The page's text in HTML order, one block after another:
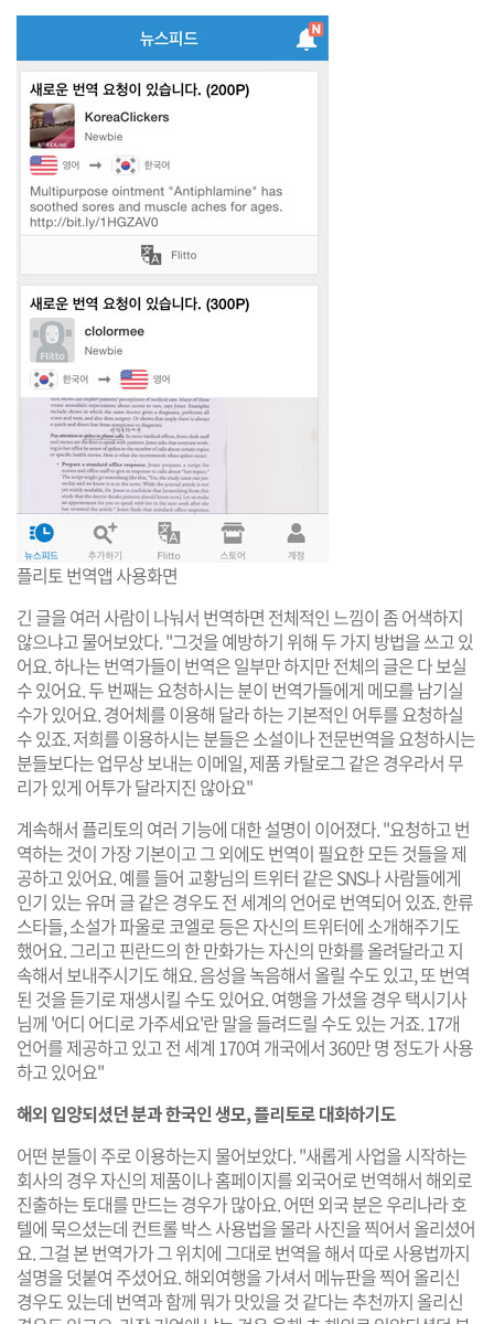
플리토 번역앱 사용화면
긴 글을 여러 사람이 나눠서 번역하면 전체적인 느낌이 좀 어색하지
않으냐고 물어보았다. "그것을 예방하기 위해 두 가지 방법을 쓰고 있
어요. 하나는 번역가들이 번역은 일부만 하지만 전체의 글은 다 보실
수 있어요. 두 번째는 요청하시는 분이 번역가들에게 메모를 남기실
수가 있어요. 경어체를 이용해 달라 하는 기본적인 어투를 요청하실
수 있죠. 저희를 이용하시는 분들은 소설이나 전문번역을 요청하시는
분들보다는 업무상 보내는 이메일, 제품 카탈로그 같은 경우라서 무
리가 있게 어투가 달라지진 않아요"
계속해서 플리토의 여러 기능에 대한 설명이 이어졌다. "요청하고 번
역하는 것이 가장 기본이고 그 외에도 번역이 필요한 모든 것들을 제
공하고 있어요. 예를 들어 교황님의 트위터 같은 SNS나 사람들에게
인기 있는 유머 글 같은 경우도 전 세계의 언어로 번역되어 있죠. 한류
스타들, 소설가 파울로 코엘로 등은 자신의 트위터에 소개해주기도
했어요. 그리고 핀란드의 한 만화가는 자신의 만화를 올려달라고 지
속해서 보내주시기도 해요. 음성을 녹음해서 올릴 수도 있고, 또 번역
된 것을 듣기로 재생시킬 수도 있어요. 여행을 가셨을 경우 택시기사
님께 '어디 어디로 가주세요'란 말을 들려드릴 수도 있는 거죠. 17개
언어를 제공하고 있고 전 세계 170여 개국에서 360만 명 정도가 사용
하고 있어요"
해외 입양되셨던 분과 한국인 생모, 플리토로 대화하기도
어떤 분들이 주로 이용하는지 물어보았다. "새롭게 사업을 시작하는
회사의 경우 자신의 제품이나 홈페이지를 외국어로 번역해서 해외로
진출하는 토대를 만드는 경우가 많아요. 어떤 외국 분은 우리나라 호
텔에 묵으셨는데 컨트롤 박스 사용법을 몰라 사진을 찍어서 올리셨어
요. 그걸 본 번역가가 그 위치에 그대로 번역을 해서 따로 사용법까지
설명을 덧붙여 주셨어요. 해외여행을 가셔서 메뉴판을 찍어 올리신
경우도 있는데 번역과 함께 뭐가 맛있을 것 같다는 추천까지 올리신